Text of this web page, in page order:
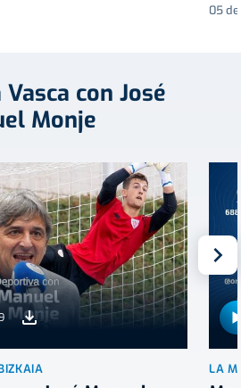
05
Vasca con José
Monje
LA